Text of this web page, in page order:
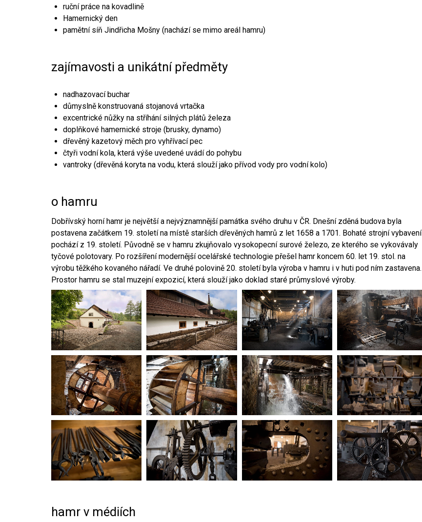
ruční práce na kovadlině
Hamernický den
pamětní síň Jindřicha Mošny (nachází se mimo areál hamru)
zajímavosti a unikátní předměty
nadhazovací buchar
důmyslně konstruovaná stojanová vrtačka
excentrické nůžky na stříhání silných plátů železa
doplňkové hamernické stroje (brusky, dynamo)
dřevěný kazetový měch pro vyhřívací pec
čtyři vodní kola, která výše uvedené uvádí do pohybu
vantroky (dřevěná koryta na vodu, která slouží jako přívod vody pro vodní kolo)
o hamru
Dobřívský horní hamr je největší a nejvýznamnější památka svého druhu v ČR. Dnešní zděná budova byla
postavena začátkem 19. století na místě starších dřevěných hamrů z let 1658 a 1701. Bohaté strojní vybavení
pochází z 19. století. Původně se v hamru zkujňovalo vysokopecní surové železo, ze kterého se vykovávaly
tyčové polotovary. Po rozšíření modernější ocelářské technologie přešel hamr koncem 60. let 19. stol. na
výrobu těžkého kovaného nářadí. Ve druhé polovině 20. století byla výroba v hamru i v huti pod ním zastavena.
Prostor hamru se stal muzejní expozicí, která slouží jako doklad staré průmyslové výroby.
hamr v médiích